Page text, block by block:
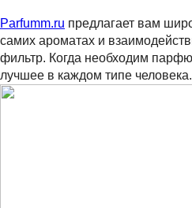
Parfumm.ru предлагает вам
самих ароматах и
фильтр. Когда необходим
лучшее в каждом типе человека.